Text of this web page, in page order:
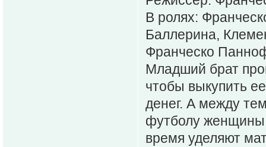
В ролях:
Баллерина,
Франческо
Младший брат
чтобы выкупить
денег. А между
футболу женщины
время уделяют